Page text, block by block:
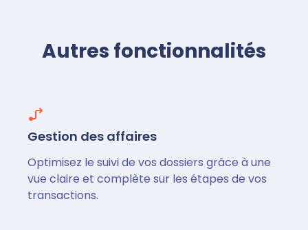
Autres fonctionnalités
Gestion des affaires
Optimisez le suivi de vos dossiers grâce à une
vue claire et complète sur les étapes de vos
transactions.